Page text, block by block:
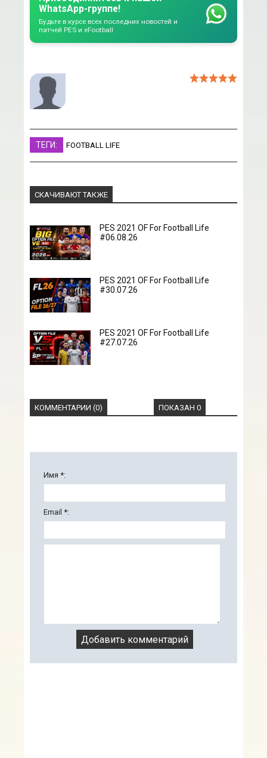
WhatsApp-группе!
Будьте в курсе всех последних новостей и
патчей PES и eFootball
ТЕГИ: FOOTBALL LIFE
СКАЧИВАЮТ ТАКЖЕ
PES 2021 OF For Football Life
#06.08.26
PES 2021 OF For Football Life
#30.07.26
PES 2021 OF For Football Life
#27.07.26
КОММЕНТАРИИ (0) ПОКАЗАН 0
Имя *:
Email *: